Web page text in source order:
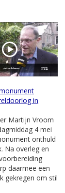
in
Martijn Vroom
4 mei
onthuld
Na overleg en
daarmee een
gekregen om stil